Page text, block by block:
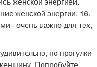
женской энергии. 16.
- очень важно для тех,
но прогулки
Попробуйте